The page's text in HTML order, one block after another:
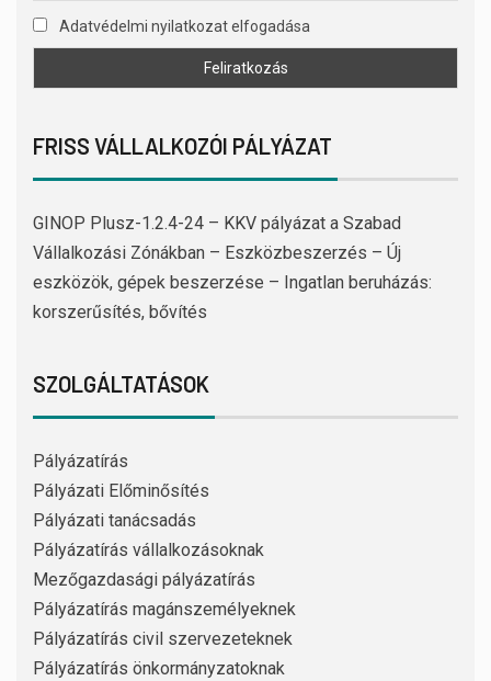
Adatvédelmi nyilatkozat elfogadása
FRISS VÁLLALKOZÓI PÁLYÁZAT
GINOP Plusz-1.2.4-24 – KKV pályázat a Szabad
Vállalkozási Zónákban – Eszközbeszerzés – Új
eszközök, gépek beszerzése – Ingatlan beruházás:
korszerűsítés, bővítés
SZOLGÁLTATÁSOK
Pályázatírás
Pályázati Előminősítés
Pályázati tanácsadás
Pályázatírás vállalkozásoknak
Mezőgazdasági pályázatírás
Pályázatírás magánszemélyeknek
Pályázatírás civil szervezeteknek
Pályázatírás önkormányzatoknak